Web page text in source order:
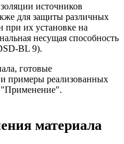
источников
для защиты различных
их установке на
несущая способность
BL 9).
готовые
примеры реализованных
"Применение".
материала